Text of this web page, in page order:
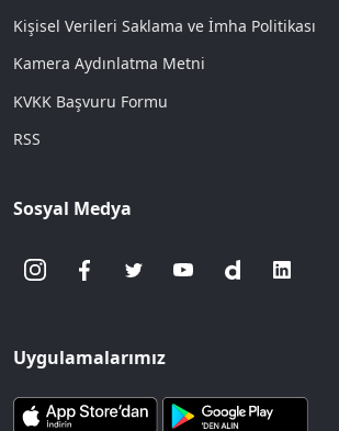
Kişisel Verileri Saklama ve İmha Politikası
Kamera Aydınlatma Metni
KVKK Başvuru Formu
RSS
Sosyal Medya
Uygulamalarımız